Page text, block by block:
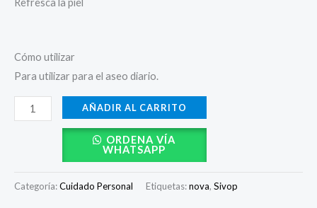
Refresca la piel
Cómo utilizar
Para utilizar para el aseo diario.
AÑADIR AL CARRITO
ORDENA VÍA
WHATSAPP
Categoría:Cuidado Personal Etiquetas:nova, Sivop